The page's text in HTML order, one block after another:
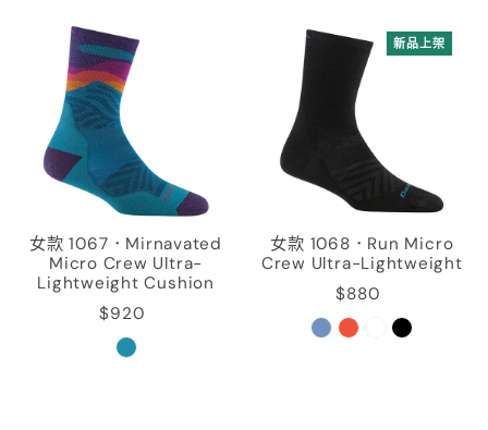
女款 1067．Mirnavated
Micro Crew Ultra-
Lightweight Cushion
$920
新品上架
女款 1068．Run Micro
Crew Ultra-Lightweight
$880